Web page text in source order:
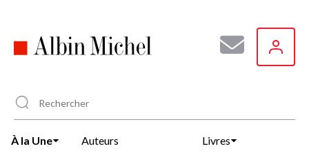
principal
À la Une Auteurs Livres